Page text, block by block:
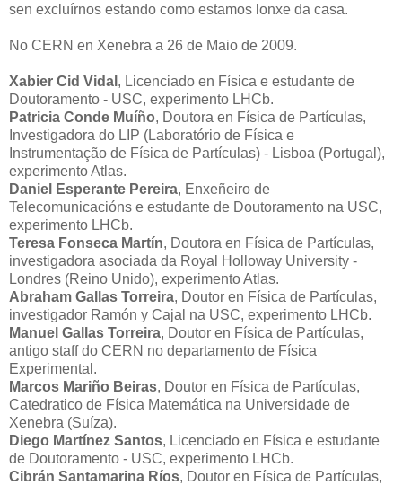
sen excluírnos estando como estamos lonxe da casa.
No CERN en Xenebra a 26 de Maio de 2009.
Xabier Cid Vidal , Licenciado en Física e estudante de
Doutoramento - USC, experimento LHCb.
Patricia Conde Muíño, Doutora en Física de Partículas,
Investigadora do LIP (Laboratório de Física e
Instrumentação de Física de Partículas) - Lisboa (Portugal),
experimento Atlas.
Daniel Esperante Pereira, Enxeñeiro de
Telecomunicacións e estudante de Doutoramento na USC,
experimento LHCb.
Teresa Fonseca Martín, Doutora en Física de Partículas,
investigadora asociada da Royal Holloway University -
Londres (Reino Unido), experimento Atlas.
Abraham Gallas Torreira, Doutor en Física de Partículas,
investigador Ramón y Cajal na USC, experimento LHCb.
Manuel Gallas Torreira, Doutor en Física de Partículas,
antigo staff do CERN no departamento de Física
Experimental.
Marcos Mariño Beiras, Doutor en Física de Partículas,
Catedratico de Física Matemática na Universidade de
Xenebra (Suíza).
Diego Martínez Santos, Licenciado en Física e estudante
de Doutoramento - USC, experimento LHCb.
Cibrán Santamarina Ríos, Doutor en Física de Partículas,